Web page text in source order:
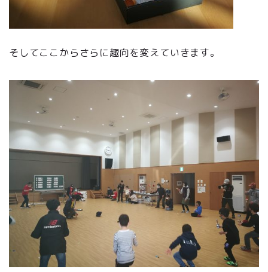
そしてここからさらに趣向を変えていきます。